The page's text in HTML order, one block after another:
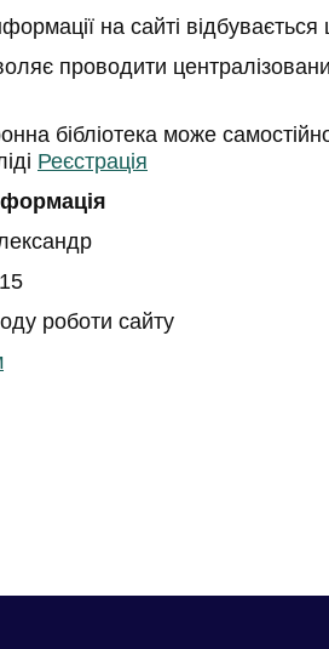
на сайті
проводити
бібліотека може
Реєстрація
роботи сайту